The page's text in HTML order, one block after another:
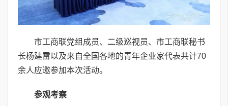
市工商联党组成员、二级巡视员、市工商联秘书
长杨建雷以及来自全国各地的青年企业家代表共计70
余人应邀参加本次活动。
参观考察